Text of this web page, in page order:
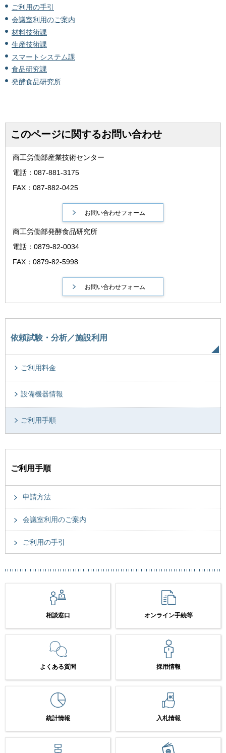
ご利用の手引
会議室利用のご案内
材料技術課
生産技術課
スマートシステム課
食品研究課
発酵食品研究所
このページに関するお問い合わせ
商工労働部産業技術センター
電話：087-881-3175
FAX：087-882-0425
商工労働部発酵食品研究所
電話：0879-82-0034
FAX：0879-82-5998
依頼試験・分析／施設利用
ご利用料金
設備機器情報
ご利用手順
ご利用手順
申請方法
会議室利用のご案内
ご利用の手引
相談窓口 オンライン手続等
よくある質問 採用情報
統計情報 入札情報